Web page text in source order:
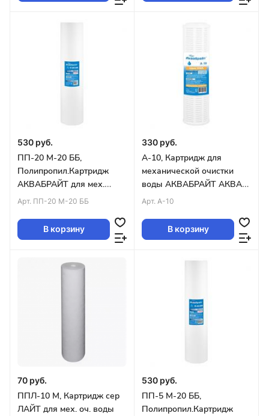
530 руб.
ПП-20 М-20 ББ,
Полипропил.Картридж
АКВАБРАЙТ для мех.
очистки воды. Пористость
Арт. ПП-20 М-20 ББ
В корзину
330 руб.
А-10, Картридж для
механической очистки
воды АКВАБРАЙТ АКВА
NET.п/с 70мкн, SLIMLINE
Арт. А-10
В корзину
70 руб.
ППЛ-10 М, Картридж сер
ЛАЙТ для мех. оч. воды
530 руб.
ПП-5 М-20 ББ,
Полипропил.Картридж